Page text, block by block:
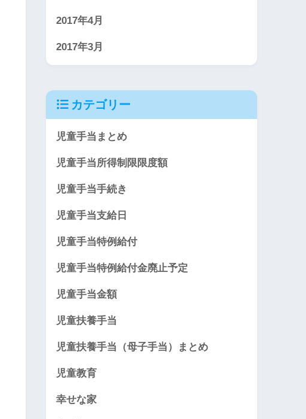
2017年4月
2017年3月
カテゴリー
児童手当まとめ
児童手当所得制限限度額
児童手当手続き
児童手当支給日
児童手当特例給付
児童手当特例給付金廃止予定
児童手当金額
児童扶養手当
児童扶養手当（母子手当）まとめ
児童教育
幸せな家